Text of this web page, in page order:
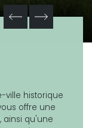
ville historique
offre une
ainsi qu'une